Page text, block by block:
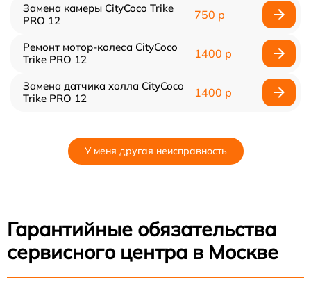
Замена камеры CityCoco Trike
PRO 12
750 р
Ремонт мотор-колеса CityCoco
Trike PRO 12
1400 р
Замена датчика холла CityCoco
Trike PRO 12
1400 р
У меня другая неисправность
Гарантийные обязательства
сервисного центра в Москве